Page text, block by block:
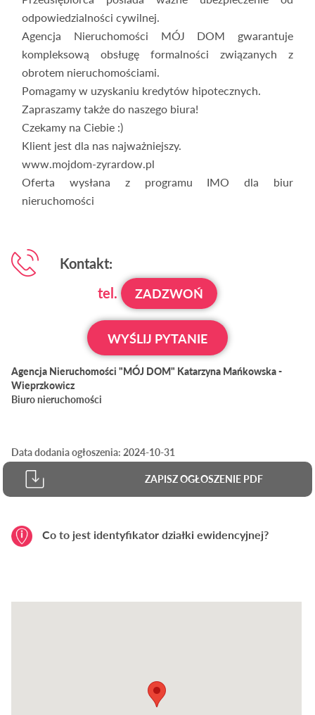
Co to jest identyfikator działki ewidencyjnej?
odpowiedzialności cywilnej.
Agencja Nieruchomości MÓJ DOM gwarantuje
kompleksową obsługę formalności związanych z
obrotem nieruchomościami.
Pomagamy w uzyskaniu kredytów hipotecznych.
Zapraszamy także do naszego biura!
Czekamy na Ciebie :)
Klient jest dla nas najważniejszy.
www.mojdom-zyrardow.pl
Oferta wysłana z programu IMO dla biur
nieruchomości
Kontakt:
tel.
ZADZWOŃ
WYŚLIJ PYTANIE
Agencja Nieruchomości "MÓJ DOM" Katarzyna Mańkowska -
Wieprzkowicz
Biuro nieruchomości
Data dodania ogłoszenia: 2024-10-31
ZAPISZ OGŁOSZENIE PDF